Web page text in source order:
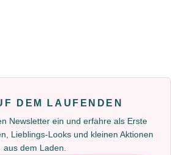
DEM LAUFENDEN
Newsletter ein und erfahre als Erste
Lieblings-Looks und kleinen Aktionen
aus dem Laden.